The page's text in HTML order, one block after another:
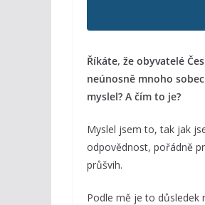
Říkáte, že obyvatelé
neúnosně mnoho
myslel? A čím to je?
Myslel jsem to, tak jak
odpovědnost, pořádně
průšvih.
Podle mě je to důsledek